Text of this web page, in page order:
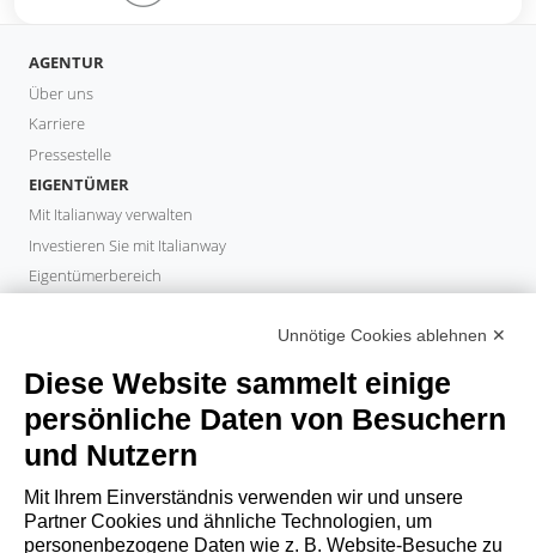
AGENTUR
Über uns
Karriere
Pressestelle
EIGENTÜMER
Mit Italianway verwalten
Investieren Sie mit Italianway
Eigentümerbereich
Italianway Academy
GÄSTE
Aufenthalt buchen
Langzeitaufenthalte
Gästeerlebnisse
Rabatte fuer gaeste
Unnötige Cookies ablehnen ✕
Diese Website sammelt einige
persönliche Daten von Besuchern
und Nutzern
Mit Ihrem Einverständnis verwenden wir und unsere
Partner Cookies und ähnliche Technologien, um
personenbezogene Daten wie z. B. Website-Besuche zu